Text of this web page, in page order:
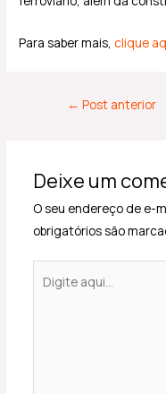
Para saber mais, clique
← Post anterior
Deixe um
O seu endereço de e-
obrigatórios são
aqui...